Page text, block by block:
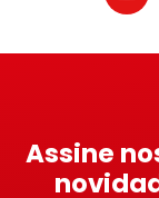
Assine